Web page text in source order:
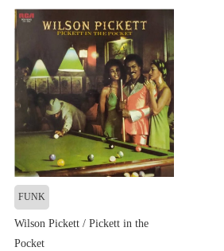
FUNK
Wilson Pickett / Pickett in the
Pocket